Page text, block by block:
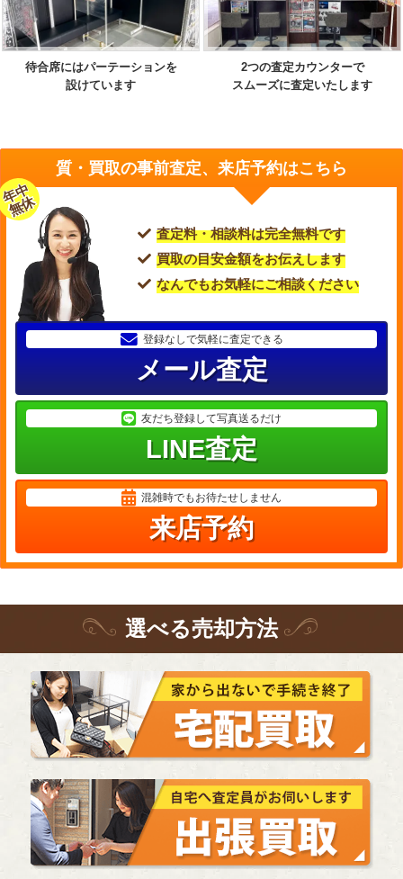
待合席にはパーテーションを
設けています
2つの査定カウンターで
スムーズに査定いたします
質・買取の事前査定、来店予約はこちら
年中
無休
査定料・相談料は完全無料です
買取の目安金額をお伝えします
なんでもお気軽にご相談ください
登録なしで気軽に査定できる
メール査定
友だち登録して写真送るだけ
LINE査定
混雑時でもお待たせしません
来店予約
選べる売却方法